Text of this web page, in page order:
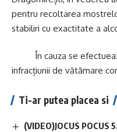
pentru recoltarea
stabiliri cu exactitate a
În cauza se
infracțiunii de vătămare
Ti-ar putea placea si
(VIDEO)JOCUS